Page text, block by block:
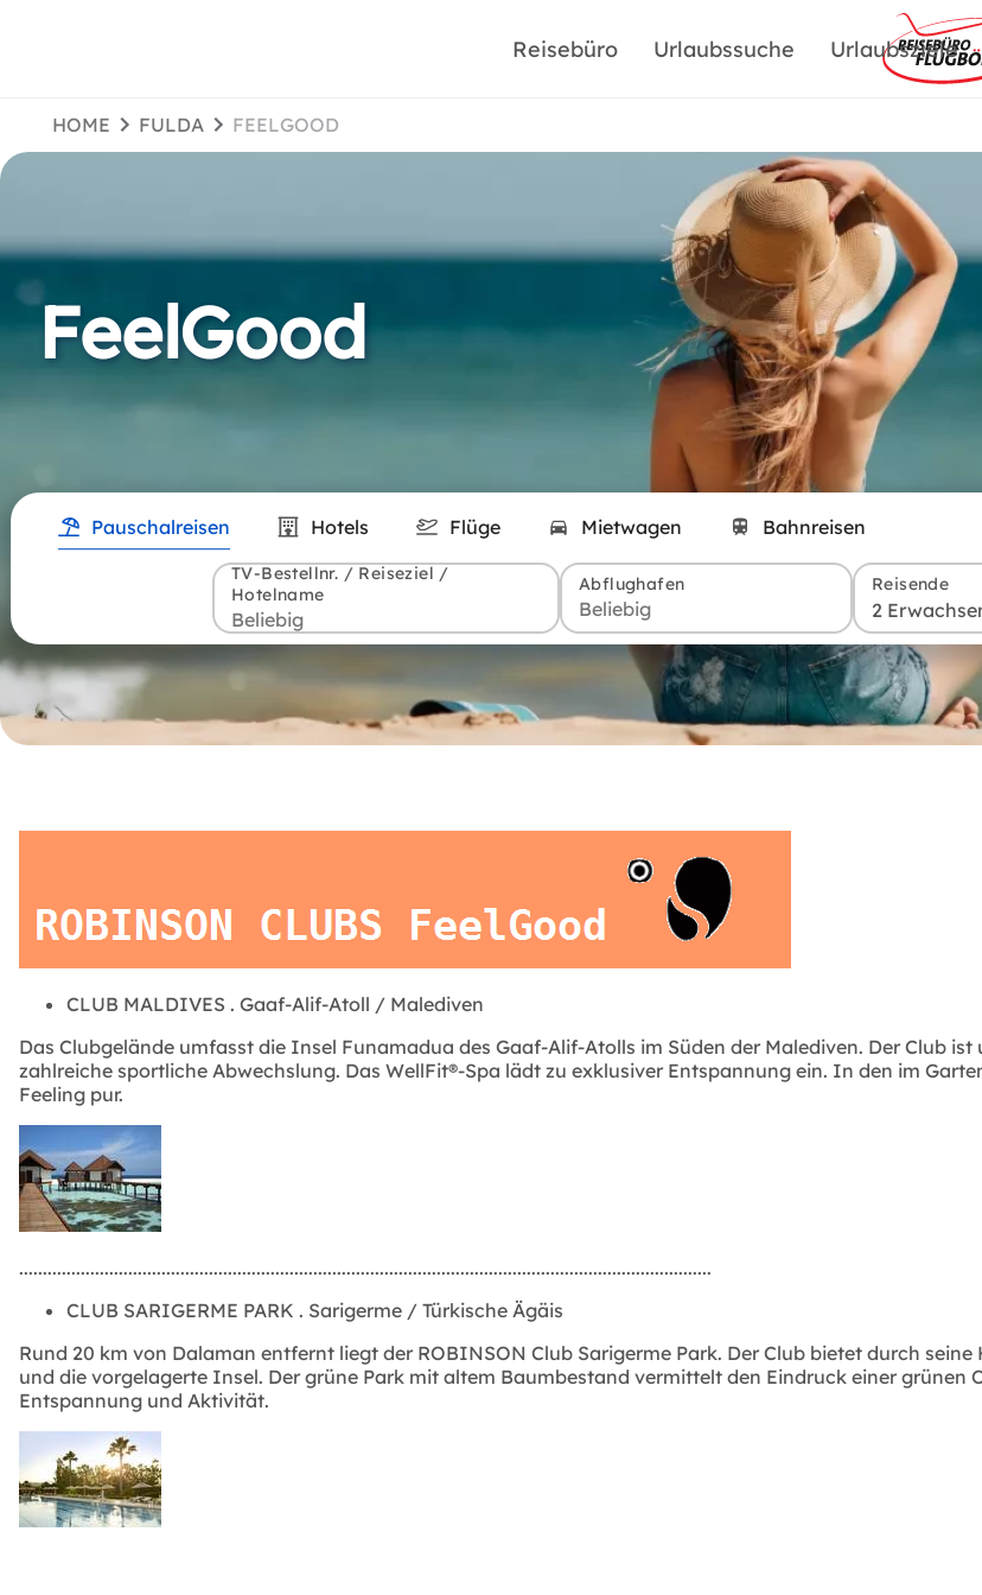
Reisebüro Urlaubssuche Urlaubsziele
HOME FULDA FEELGOOD
FeelGood
Pauschalreisen Hotels Flüge Mietwagen Bahnreisen
TV-Bestellnr. / Reiseziel /
Hotelname
Abflughafen Reisende
2
CLUB MALDIVES . Gaaf-Alif-Atoll / Malediven
Das Clubgelände umfasst die Insel Funamadua des Gaaf-Alif-Atolls im Süden der Malediven. Der Club
zahlreiche sportliche Abwechslung. Das WellFit®-Spa lädt zu exklusiver Entspannung ein. In den im
Feeling pur.
..................................................................................................................................................
CLUB SARIGERME PARK . Sarigerme / Türkische Ägäis
Rund 20 km von Dalaman entfernt liegt der ROBINSON Club Sarigerme Park. Der Club bietet durch
und die vorgelagerte Insel. Der grüne Park mit altem Baumbestand vermittelt den Eindruck einer grünen
Entspannung und Aktivität.